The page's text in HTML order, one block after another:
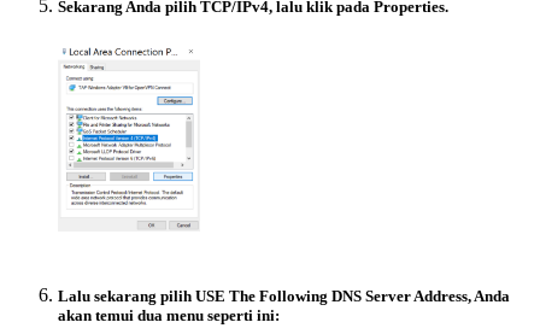
Sekarang Anda pilih TCP/IPv4, lalu klik pada Properties.
Lalu sekarang pilih USE The Following DNS Server Address, Anda
akan temui dua menu seperti ini: